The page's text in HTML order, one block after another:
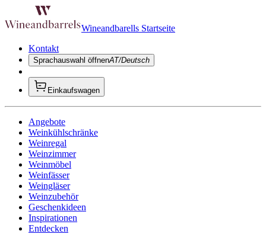
Wineandbarells Startseite
Kontakt
Sprachauswahl öffnenAT/Deutsch
Einkaufswagen
Angebote
Weinkühlschränke
Weinregal
Weinzimmer
Weinmöbel
Weinfässer
Weingläser
Weinzubehör
Geschenkideen
Inspirationen
Entdecken